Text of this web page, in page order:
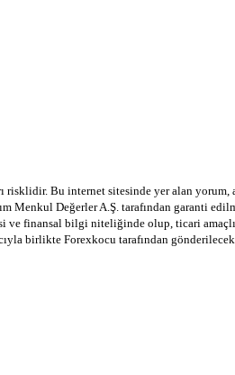
risklidir. Bu internet sitesinde yer alan
Değerler A.Ş. tarafından garanti
finansal bilgi niteliğinde olup, ticari
birlikte Forexkocu tarafından